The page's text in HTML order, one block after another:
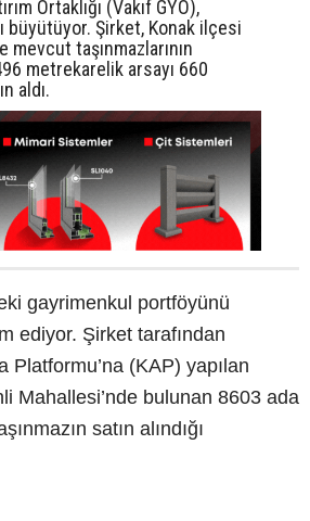
Ortaklığı (Vakıf GYO),
büyütüyor. Şirket, Konak ilçesi
mevcut taşınmazlarının
metrekarelik arsayı 660
aldı.
gayrimenkul portföyünü
ediyor. Şirket tarafından
Platformu’na (KAP) yapılan
Mahallesi’nde bulunan 8603 ada
satın alındığı